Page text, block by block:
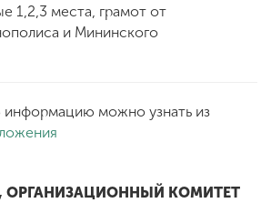
1,2,3 места, грамот от
и Мининского
можно узнать из
ОРГАНИЗАЦИОННЫЙ КОМИТЕТ